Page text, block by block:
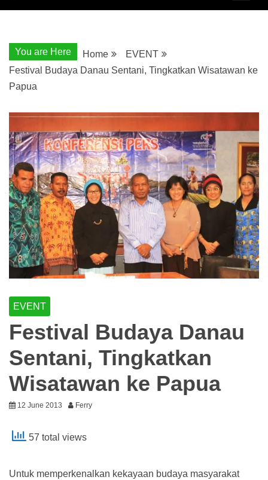
You are Here Home
EVENT
Festival Budaya Danau Sentani, Tingkatkan Wisatawan ke
Papua
EVENT
Festival Budaya Danau
Sentani, Tingkatkan
Wisatawan ke Papua
12 June 2013 Ferry
57 total views
Untuk memperkenalkan kekayaan budaya masyarakat